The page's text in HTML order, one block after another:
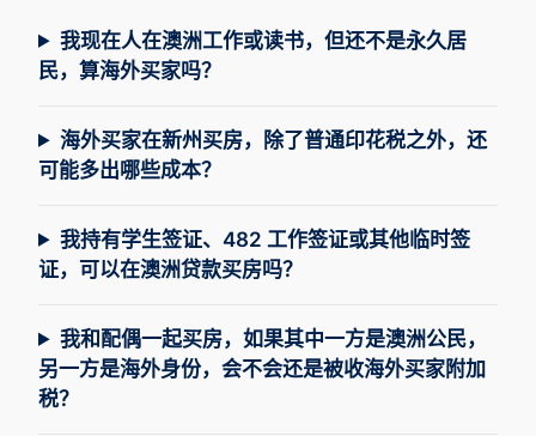
我现在人在澳洲工作或读书，但还不是永久居
民，算海外买家吗？
海外买家在新州买房，除了普通印花税之外，还
可能多出哪些成本？
我持有学生签证、482 工作签证或其他临时签
证，可以在澳洲贷款买房吗？
我和配偶一起买房，如果其中一方是澳洲公民，
另一方是海外身份，会不会还是被收海外买家附加
税？